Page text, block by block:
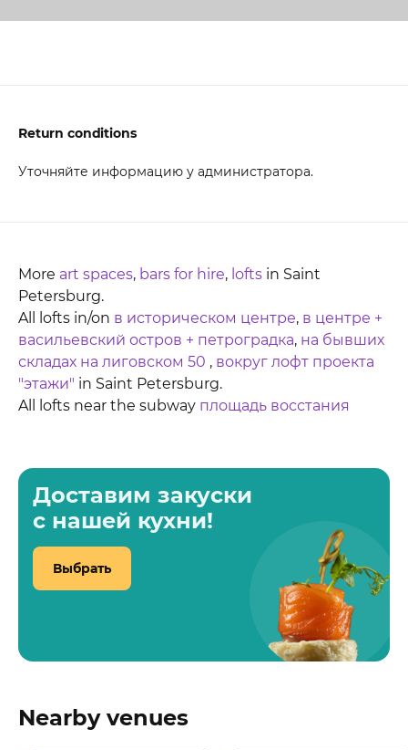
Return conditions
Уточняйте информацию у администратора.
More art spaces, bars for hire, lofts in Saint
Petersburg.
All lofts in/on в историческом центре, в центре +
васильевский остров + петроградка, на бывших
складах на лиговском 50 , вокруг лофт проекта
"этажи" in Saint Petersburg.
All lofts near the subway площадь восстания
Доставим закуски
с нашей кухни!
Выбрать
Nearby venues